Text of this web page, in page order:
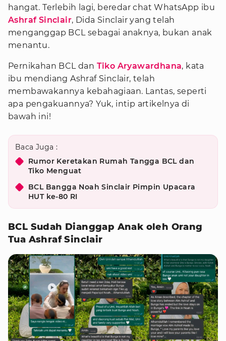
hangat. Terlebih lagi, beredar chat WhatsApp ibu
Ashraf Sinclair, Dida Sinclair yang telah
menganggap BCL sebagai anaknya, bukan anak
menantu.
Pernikahan BCL dan Tiko Aryawardhana, kata
ibu mendiang Ashraf Sinclair, telah
membawakannya kebahagiaan. Lantas, seperti
apa pengakuannya? Yuk, intip artikelnya di
bawah ini!
Baca Juga :
Rumor Keretakan Rumah Tangga BCL dan
Tiko Menguat
BCL Bangga Noah Sinclair Pimpin Upacara
HUT ke-80 RI
BCL Sudah Dianggap Anak oleh Orang
Tua Ashraf Sinclair